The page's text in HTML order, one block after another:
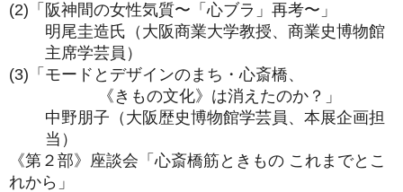
(2)「阪神間の女性気質〜「心ブラ」再考〜」
明尾圭造氏（大阪商業大学教授、商業史博物館
主席学芸員）
(3)「モードとデザインのまち・心斎橋、
《きもの文化》は消えたのか？」
中野朋子（大阪歴史博物館学芸員、本展企画担
当）
《第２部》座談会「心斎橋筋ときもの これまでとこ
れから」